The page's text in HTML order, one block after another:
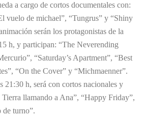
a cargo de cortos documentales con:
vuelo de michael”, “Tungrus” y “Shiny
serán los protagonistas de la
h, y participan: “The Neverending
“Saturday’s Apartment”, “Best
“On the Cover” y “Michmaenner”.
21:30 h, será con cortos nacionales y
llamando a Ana”, “Happy Friday”,
de turno”.